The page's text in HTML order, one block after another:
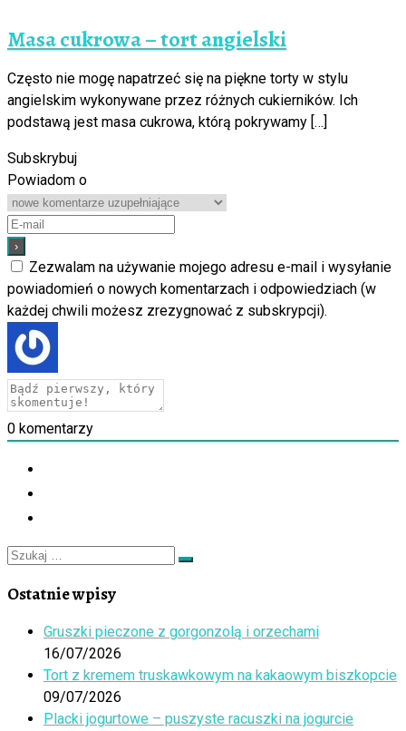
Masa cukrowa – tort angielski
Często nie mogę napatrzeć się na piękne torty w stylu
angielskim wykonywane przez różnych cukierników. Ich
podstawą jest masa cukrowa, którą pokrywamy […]
Subskrybuj
Powiadom o
Zezwalam na używanie mojego adresu e-mail i wysyłanie
powiadomień o nowych komentarzach i odpowiedziach (w
każdej chwili możesz zrezygnować z subskrypcji).
0 komentarzy
Szukaj
Szukaj
Ostatnie wpisy
Gruszki pieczone z gorgonzolą i orzechami
16/07/2026
Tort z kremem truskawkowym na kakaowym biszkopcie
09/07/2026
Placki jogurtowe – puszyste racuszki na jogurcie